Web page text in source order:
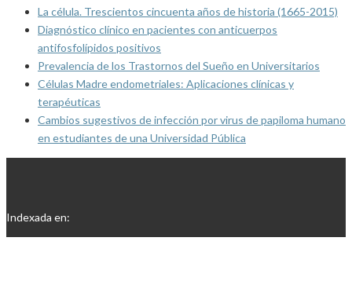
La célula. Trescientos cincuenta años de historia (1665-2015)
Diagnóstico clínico en pacientes con anticuerpos
antifosfolípidos positivos
Prevalencia de los Trastornos del Sueño en Universitarios
Células Madre endometriales: Aplicaciones clínicas y
terapéuticas
Cambios sugestivos de infección por virus de papiloma humano
en estudiantes de una Universidad Pública
Indexada en: